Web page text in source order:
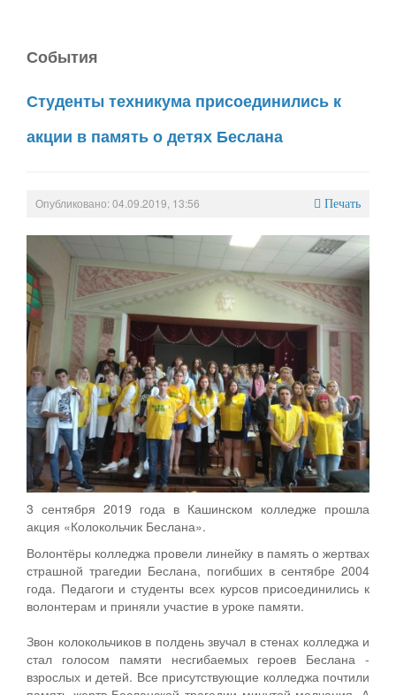
События
Студенты техникума присоединились к
акции в память о детях Беслана
Опубликовано: 04.09.2019, 13:56 Печать
3 сентября 2019 года в Кашинском колледже прошла
акция «Колокольчик Беслана».
Волонтёры колледжа провели линейку в память о жертвах
страшной трагедии Беслана, погибших в сентябре 2004
года. Педагоги и студенты всех курсов присоединились к
волонтерам и приняли участие в уроке памяти.
Звон колокольчиков в полдень звучал в стенах колледжа и
стал голосом памяти несгибаемых героев Беслана -
взрослых и детей. Все присутствующие колледжа почтили